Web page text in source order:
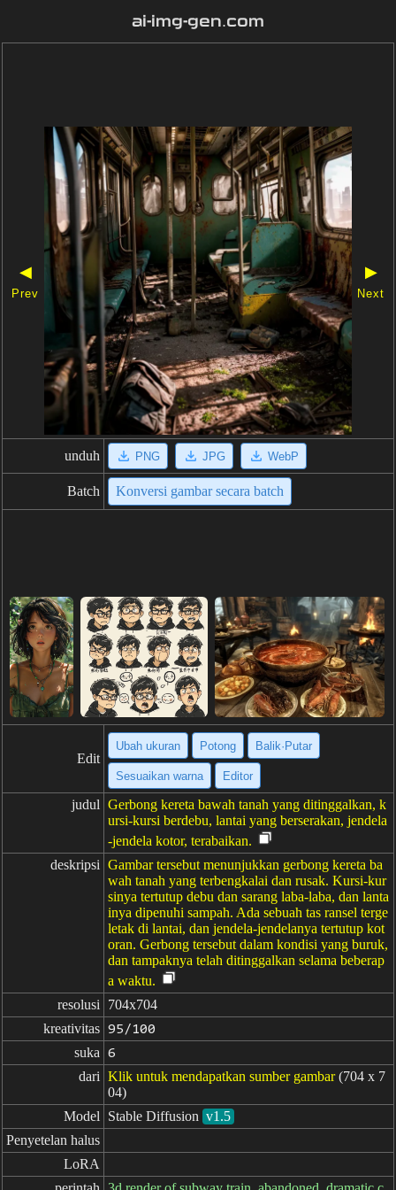
ai-img-gen.com
◀
Prev
▶
Next
unduh PNG JPG WebP
Batch Konversi gambar secara batch
Edit
Ubah ukuran Potong Balik·Putar
Sesuaikan warna Editor
judul Gerbong kereta bawah tanah yang ditinggalkan, k
ursi-kursi berdebu, lantai yang berserakan, jendela
-jendela kotor, terabaikan.
deskripsi Gambar tersebut menunjukkan gerbong kereta ba
wah tanah yang terbengkalai dan rusak. Kursi-kur
sinya tertutup debu dan sarang laba-laba, dan lanta
inya dipenuhi sampah. Ada sebuah tas ransel terge
letak di lantai, dan jendela-jendelanya tertutup kot
oran. Gerbong tersebut dalam kondisi yang buruk,
dan tampaknya telah ditinggalkan selama beberap
a waktu.
resolusi
704x704
kreativitas 95/100
suka 6
dari Klik untuk mendapatkan sumber gambar (704 x 7
04)
Model
Stable Diffusion v1.5
Penyetelan halus
LoRA